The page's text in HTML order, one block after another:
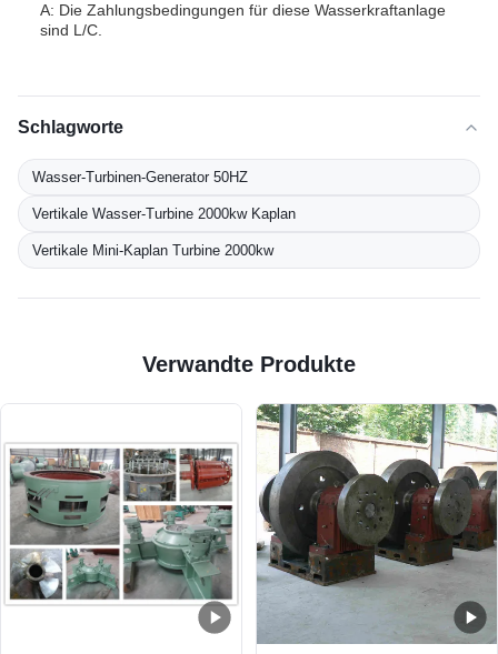
A: Die Zahlungsbedingungen für diese Wasserkraftanlage
sind L/C.
Schlagworte
Wasser-Turbinen-Generator 50HZ
Vertikale Wasser-Turbine 2000kw Kaplan
Vertikale Mini-Kaplan Turbine 2000kw
Verwandte Produkte